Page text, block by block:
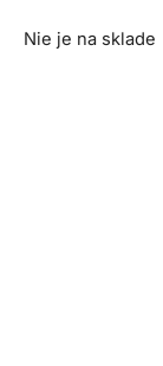
Nie je na sklade